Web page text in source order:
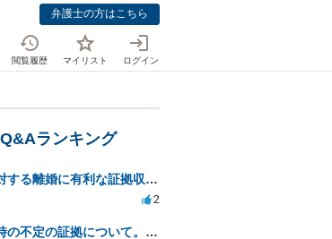
弁護士の方はこちら
閲覧履歴 マイリスト ログイン
ランキング
不貞行為に対する離婚に有利な証拠収集方法と法的手続きについて
2
慰謝料請求時の不定の証拠について。効力があるのか知りたい。